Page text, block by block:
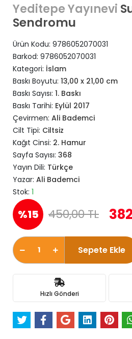
Yeditepe Yayınevi
Sendromu
Ürün Kodu: 9786052070031
Barkod: 9786052070031
Kategori: İslam
Baskı Boyutu: 13,00 x 21,00 cm
Baskı Sayısı: 1. Baskı
Baskı Tarihi: Eylül 2017
Çevirmen: Ali Bademci
Cilt Tipi: Ciltsiz
Kağıt Cinsi: 2. Hamur
Sayfa Sayısı: 368
Yayın Dili: Türkçe
Yazar: Ali Bademci
Stok: 1
%15 450,00 TL
Sepete Ekle
Hızlı Gönderi